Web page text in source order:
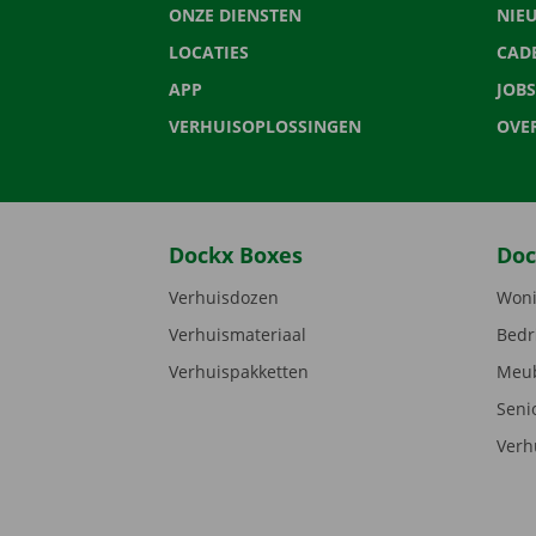
ONZE DIENSTEN
LOCATIES
APP
VERHUISOPLOSSINGEN
JOBS
Dockx Boxes
Verhuisdozen
Verhuismateriaal
Verhuispakketten